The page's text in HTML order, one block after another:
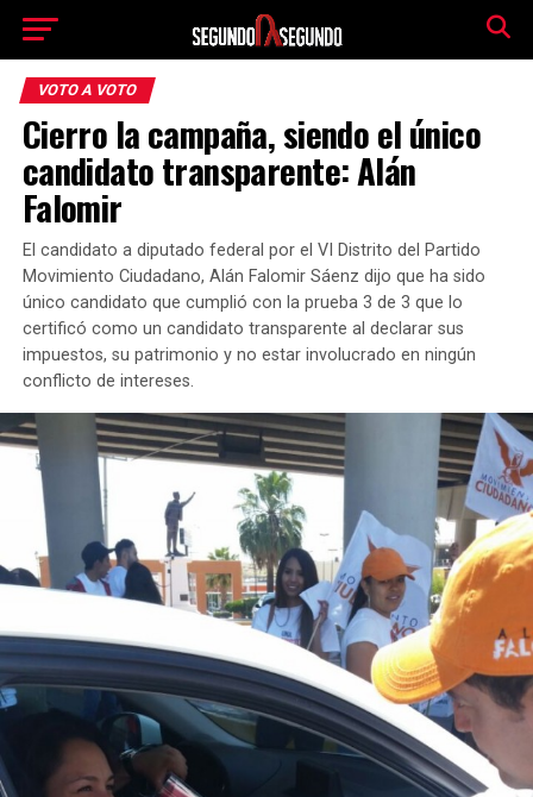
VOTO A VOTO
Cierro la campaña, siendo el único
candidato transparente: Alán
Falomir
El candidato a diputado federal por el VI Distrito del Partido
Movimiento Ciudadano, Alán Falomir Sáenz dijo que ha sido
único candidato que cumplió con la prueba 3 de 3 que lo
certificó como un candidato transparente al declarar sus
impuestos, su patrimonio y no estar involucrado en ningún
conflicto de intereses.